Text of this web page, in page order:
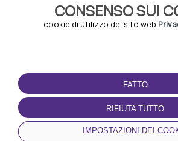
CONSENSO SUI
cookie di utilizzo del sito web
FATTO
RIFIUTA TUTTO
IMPOSTAZIONI DEI
CONDIZIONI D'USO
Termini e Condizioni
Politica sulla riservatezza
Gestione dei Cookie